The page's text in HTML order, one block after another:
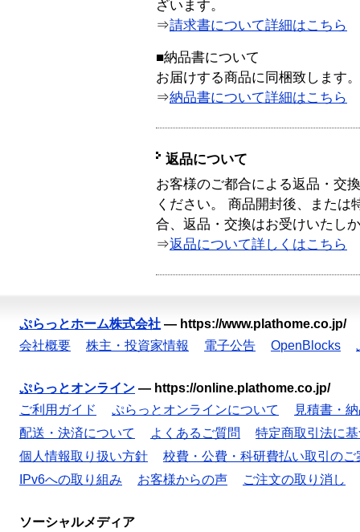
ざいます。
⇒請求書について詳細はこちら
■納品書について
お届けする商品に同梱致します。
⇒納品書について詳細はこちら
返品について
お客様のご都合による返品・交
ください。 商品開封後、または
合、返品・交換はお受けいたし
⇒返品について詳しくはこちら
ぷらっとホーム株式会社 — https://www.plathome.co.jp/
会社概要
株主・投資家情報 電子公告 OpenBlocks
ぷらっとオンライン — https://online.plathome.co.jp/
ご利用ガイド
ぷらっとオンラインについて
見積書・
配送・決済について
よくあるご質問
特定商取引法に
個人情報取り扱い方針
校費・公費・科研費払い取引のご
IPv6への取り組み
お客様からの声 ご注文の取り消し
ソーシャルメディア